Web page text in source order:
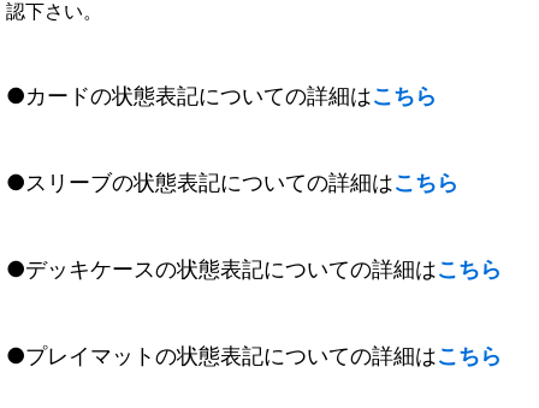
認下さい。
●カードの状態表記についての詳細はこちら
●スリーブの状態表記についての詳細はこちら
●デッキケースの状態表記についての詳細はこちら
●プレイマットの状態表記についての詳細はこちら